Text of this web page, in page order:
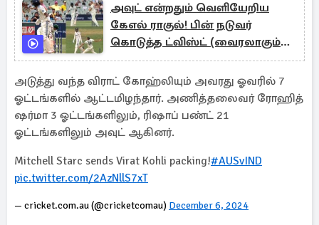
அவுட் என்றதும் வெளியேறிய
கேஎல் ராகுல்! பின் நடுவர்
கொடுத்த ட்விஸ்ட் (வைரலாகும்
வீடியோ)
அடுத்து வந்த விராட் கோஹ்லியும் அவரது ஓவரில் 7
ஓட்டங்களில் ஆட்டமிழந்தார். அணித்தலைவர் ரோஹித்
ஷர்மா 3 ஓட்டங்களிலும், ரிஷாப் பண்ட் 21
ஓட்டங்களிலும் அவுட் ஆகினர்.
Mitchell Starc sends Virat Kohli packing!#AUSvIND
pic.twitter.com/2AzNllS7xT
— cricket.com.au (@cricketcomau) December 6, 2024